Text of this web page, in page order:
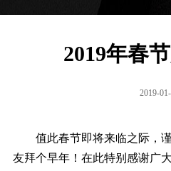
2019年春
2019-
值此春节即将来临之际，谨
友拜个早年！在此特别感谢广